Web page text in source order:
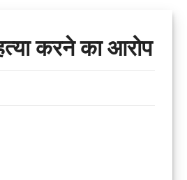
करने का आरोप